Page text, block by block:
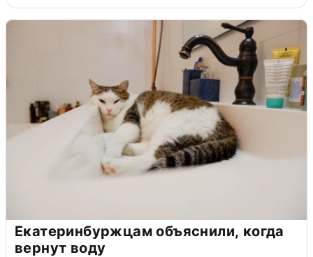
Екатеринбуржцам объяснили, когда
вернут воду